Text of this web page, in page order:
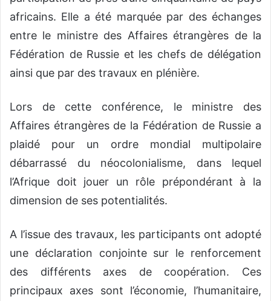
africains. Elle a été marquée par des échanges
entre le ministre des Affaires étrangères de la
Fédération de Russie et les chefs de délégation
ainsi que par des travaux en plénière.
Lors de cette conférence, le ministre des
Affaires étrangères de la Fédération de Russie a
plaidé pour un ordre mondial multipolaire
débarrassé du néocolonialisme, dans lequel
l’Afrique doit jouer un rôle prépondérant à la
dimension de ses potentialités.
A l’issue des travaux, les participants ont adopté
une déclaration conjointe sur le renforcement
des différents axes de coopération. Ces
principaux axes sont l’économie, l’humanitaire,